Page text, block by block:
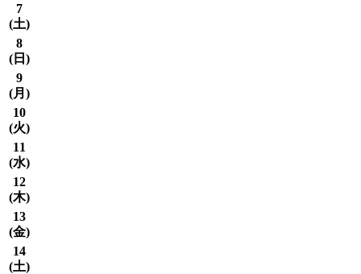
7
(土)
8
( 日 )
9
(月 )
10
(火)
11
(水)
12
(木)
13
(金)
14
(土)